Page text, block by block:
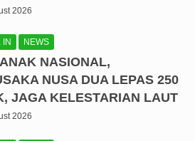
2026
IN NEWS
NASIONAL,
NUSA DUA LEPAS 250
JAGA KELESTARIAN LAUT
2026